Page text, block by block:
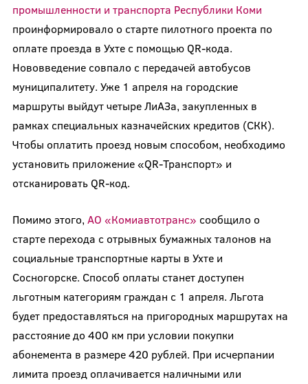
промышленности и транспорта Республики Коми
проинформировало о старте пилотного проекта по
оплате проезда в Ухте с помощью QR-кода.
Нововведение совпало с передачей автобусов
муниципалитету. Уже 1 апреля на городские
маршруты выйдут четыре ЛиАЗа, закупленных в
рамках специальных казначейских кредитов (СКК).
Чтобы оплатить проезд новым способом, необходимо
установить приложение «QR-Транспорт» и
отсканировать QR-код.
Помимо этого, АО «Комиавтотранс» сообщило о
старте перехода с отрывных бумажных талонов на
социальные транспортные карты в Ухте и
Сосногорске. Способ оплаты станет доступен
льготным категориям граждан с 1 апреля. Льгота
будет предоставляться на пригородных маршрутах на
расстояние до 400 км при условии покупки
абонемента в размере 420 рублей. При исчерпании
лимита проезд оплачивается наличными или